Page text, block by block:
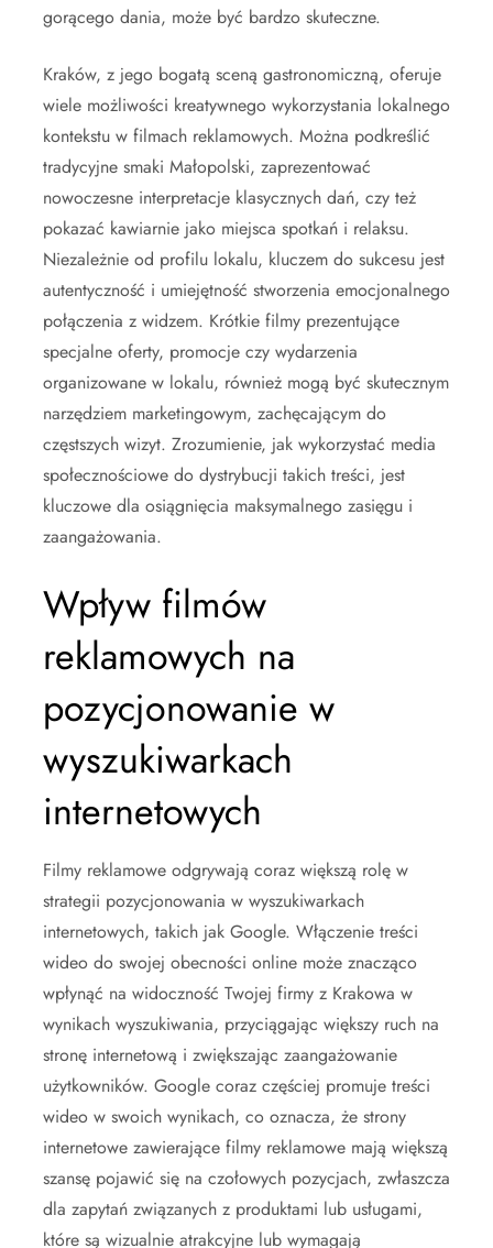
gorącego dania, może być bardzo skuteczne.
Kraków, z jego bogatą sceną gastronomiczną, oferuje
wiele możliwości kreatywnego wykorzystania lokalnego
kontekstu w filmach reklamowych. Można podkreślić
tradycyjne smaki Małopolski, zaprezentować
nowoczesne interpretacje klasycznych dań, czy też
pokazać kawiarnie jako miejsca spotkań i relaksu.
Niezależnie od profilu lokalu, kluczem do sukcesu jest
autentyczność i umiejętność stworzenia emocjonalnego
połączenia z widzem. Krótkie filmy prezentujące
specjalne oferty, promocje czy wydarzenia
organizowane w lokalu, również mogą być skutecznym
narzędziem marketingowym, zachęcającym do
częstszych wizyt. Zrozumienie, jak wykorzystać media
społecznościowe do dystrybucji takich treści, jest
kluczowe dla osiągnięcia maksymalnego zasięgu i
zaangażowania.
Wpływ filmów
reklamowych na
pozycjonowanie w
wyszukiwarkach
internetowych
Filmy reklamowe odgrywają coraz większą rolę w
strategii pozycjonowania w wyszukiwarkach
internetowych, takich jak Google. Włączenie treści
wideo do swojej obecności online może znacząco
wpłynąć na widoczność Twojej firmy z Krakowa w
wynikach wyszukiwania, przyciągając większy ruch na
stronę internetową i zwiększając zaangażowanie
użytkowników. Google coraz częściej promuje treści
wideo w swoich wynikach, co oznacza, że strony
internetowe zawierające filmy reklamowe mają większą
szansę pojawić się na czołowych pozycjach, zwłaszcza
dla zapytań związanych z produktami lub usługami,
które są wizualnie atrakcyjne lub wymagają